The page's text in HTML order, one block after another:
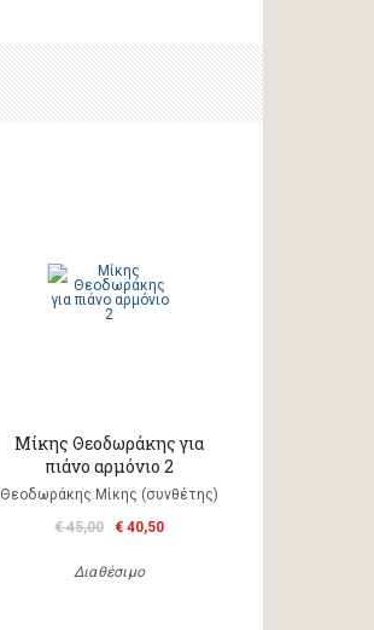
Μίκης Θεοδωράκης για
πιάνο αρμόνιο 2
Θεοδωράκης Μίκης (συνθέτης)
€ 45,00
€ 40,50
Διαθέσιμο